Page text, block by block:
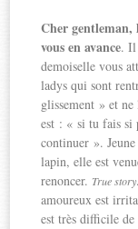
Cher gentleman,
vous en avance. Il
demoiselle vous
ladys qui sont
glissement » et ne
est : « si tu fais si
continuer ».
lapin, elle est
renoncer. True story
amoureux est
est très difficile